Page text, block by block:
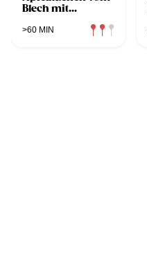
Blech mit
>60 MIN